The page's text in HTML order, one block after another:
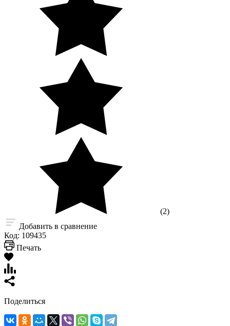
(2)
Добавить в сравнение
Код: 109435
Печать
Поделиться